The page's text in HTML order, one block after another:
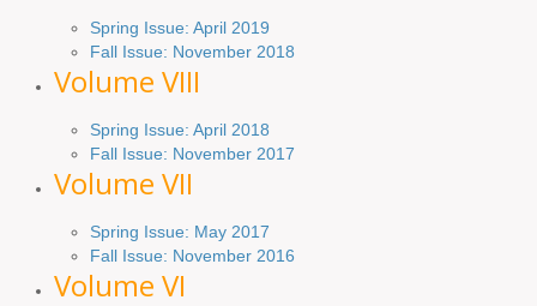
Spring Issue: April 2019
Fall Issue: November 2018
Volume VIII
Spring Issue: April 2018
Fall Issue: November 2017
Volume VII
Spring Issue: May 2017
Fall Issue: November 2016
Volume VI